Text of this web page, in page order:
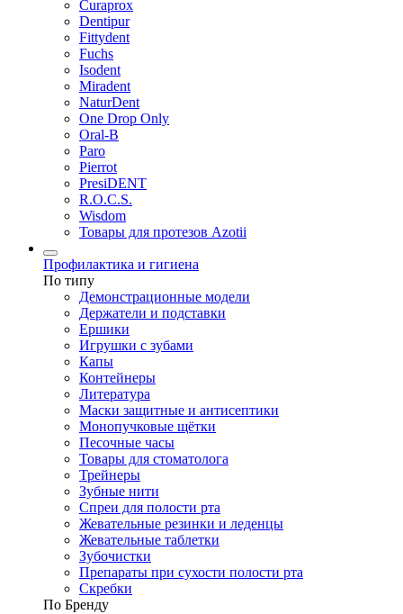
Curaprox
Dentipur
Fittydent
Fuchs
Isodent
Miradent
NaturDent
One Drop Only
Oral-B
Paro
Pierrot
PresiDENT
R.O.C.S.
Wisdom
Товары для протезов Azotii
Профилактика и гигиена
По типу
Демонстрационные модели
Держатели и подставки
Ершики
Игрушки с зубами
Капы
Контейнеры
Литература
Маски защитные и антисептики
Монопучковые щётки
Песочные часы
Товары для стоматолога
Трейнеры
Зубные нити
Спреи для полости рта
Жевательные резинки и леденцы
Жевательные таблетки
Зубочистки
Препараты при сухости полости рта
Скребки
По Бренду